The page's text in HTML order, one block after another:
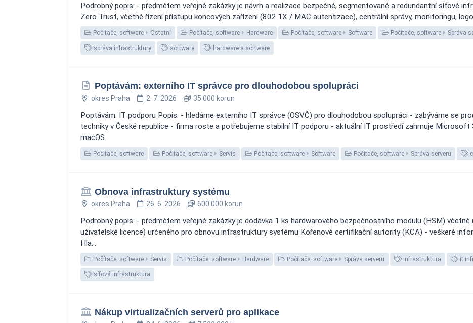
Podrobný popis: - předmětem veřejné zakázky je návrh a realizace bezpečné, segmentované a redundantní síťové
Zero Trust, včetně řízení přístupu koncových zařízení (802.1X / MAC autentizace), centrální správy, monitoringu,
Počítače, software Ostatní Počítače, software Hardware Počítače, software Software Počítače, software Správa
správa infrastruktury software hardware a software
Poptávám: externího IT správce pro dlouhodobou spolupráci
okres Praha 2. 7. 2026 35 000 korun
Poptávám: IT podporu Popis: - hledáme externího IT správce (OSVČ) pro dlouhodobou spolupráci - zabýváme se
techniky v České republice - firma roste a potřebujeme stabilní IT podporu - aktuální IT prostředí zahrnuje Microsoft
macOS...
Počítače, software Počítače, software Servis Počítače, software Software Počítače, software Správa serveru
Obnova infrastruktury systému
okres Praha 26. 6. 2026 600 000 korun
Podrobný popis: - předmětem veřejné zakázky je dodávka 1 ks hardwarového bezpečnostního modulu (HSM) včetně
uživatelské licence) určeného pro obnovu infrastruktury systému Kořenové certifikační autority (KCA) - veškeré
Hla...
Počítače, software Servis Počítače, software Hardware Počítače, software Správa serveru infrastruktura it
síťová infrastruktura
Nákup virtualizačních serverů pro aplikace